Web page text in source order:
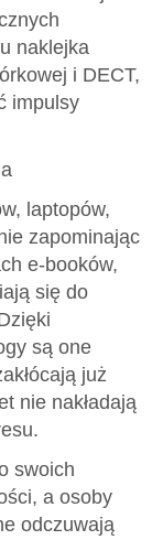
naklejka
i DECT,
impulsy
laptopów,
zapominając
e-booków,
się do
są one
już
nie nakładają
swoich
a osoby
odczuwają